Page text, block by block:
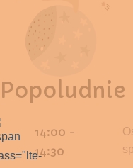
Popoludnie
14:00 -
14:30